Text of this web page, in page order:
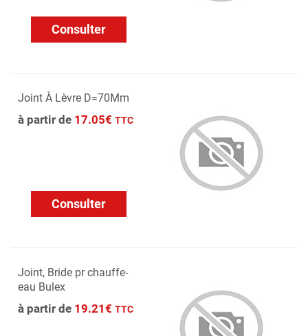
Consulter
Joint À Lèvre D=70Mm
à partir de 17.05€ TTC
Consulter
Joint, Bride pr chauffe-
eau Bulex
à partir de 19.21€ TTC